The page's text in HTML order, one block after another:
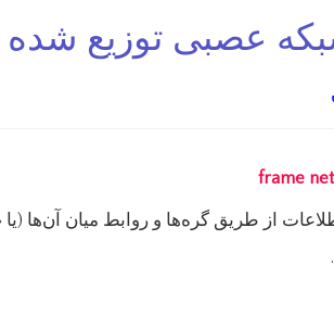
عصبی توزیع شده
frame
از طریق گره‌ها و روابط میان آن‌ها